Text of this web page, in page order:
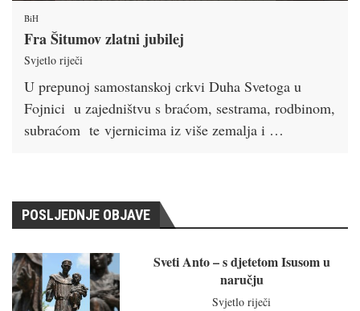
BiH
Fra Šitumov zlatni jubilej
Svjetlo riječi
U prepunoj samostanskoj crkvi Duha Svetoga u
Fojnici u zajedništvu s braćom, sestrama, rodbinom,
subraćom te vjernicima iz više zemalja i …
POSLJEDNJE OBJAVE
Sveti Anto – s djetetom Isusom u
naručju
Svjetlo riječi